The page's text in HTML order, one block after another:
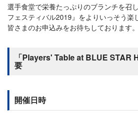
選手食堂で栄養たっぷりのブランチを召
フェスティバル2019』をよりいっそう楽
皆さまのお申込みをお待ちしております。
「Players' Table at BLUE STAR
要
開催日時